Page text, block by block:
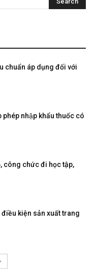
chuẩn áp dụng đối với
phép nhập khẩu thuốc có
công chức đi học tập,
kiện sản xuất trang